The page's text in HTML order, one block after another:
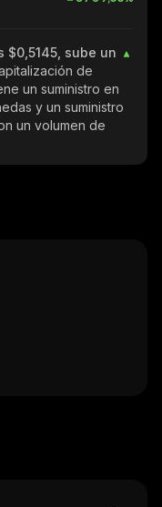
$0,5145, sube un
de
un suministro en
y un suministro
un volumen de